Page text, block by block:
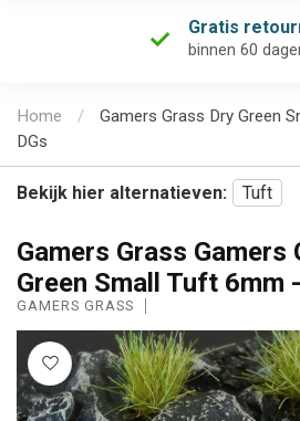
Gratis
binnen 60
Home /
Gamers Grass Dry Green
DGs
Bekijk hier alternatieven: Tuft
Gamers Grass Gamers
Green Small Tuft 6mm
GAMERS GRASS